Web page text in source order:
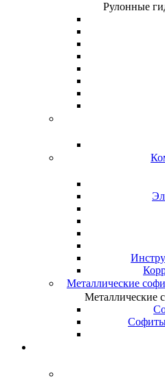
Рулонные
Металлические
Металлические
Софиты